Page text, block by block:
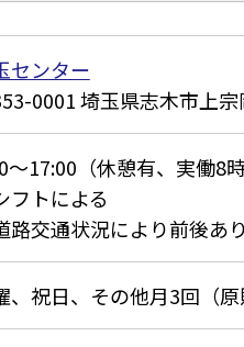
センター
0001埼玉県志木市上
～17:00（休憩有、実働8時
トによる
交通状況により前後あり
、祝日、その他月3回（